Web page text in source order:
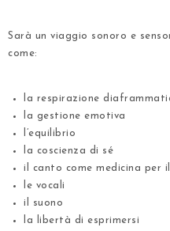
Sarà un viaggio sonoro e
come:
la respirazione
la gestione emotiva
l’equilibrio
la coscienza di sé
il canto come medicina per
le vocali
il suono
la libertà di esprimersi